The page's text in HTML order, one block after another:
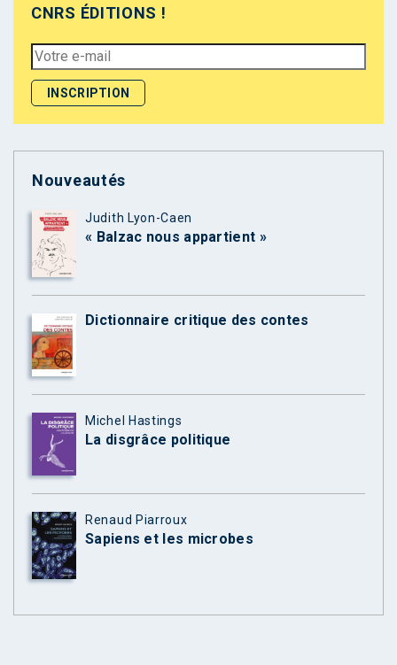
CNRS ÉDITIONS !
Nouveautés
Judith Lyon-Caen
« Balzac nous appartient »
Dictionnaire critique des contes
Michel Hastings
La disgrâce politique
Renaud Piarroux
Sapiens et les microbes